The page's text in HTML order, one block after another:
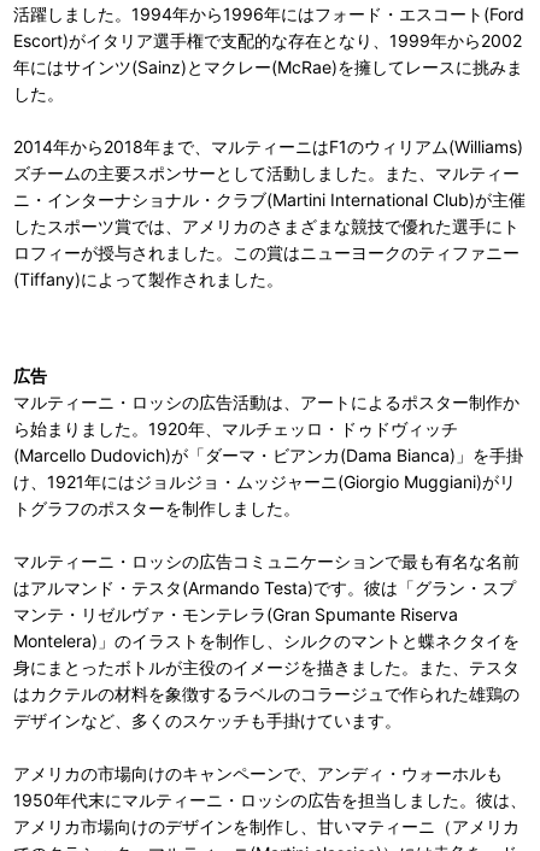
活躍しました。1994年から1996年にはフォード・エスコート(Ford
Escort)がイタリア選手権で支配的な存在となり、1999年から2002
年にはサインツ(Sainz)とマクレー(McRae)を擁してレースに挑みま
した。
2014年から2018年まで、マルティーニはF1のウィリアム(Williams)
ズチームの主要スポンサーとして活動しました。また、マルティー
ニ・インターナショナル・クラブ(Martini International Club)が主催
したスポーツ賞では、アメリカのさまざまな競技で優れた選手にト
ロフィーが授与されました。この賞はニューヨークのティファニー
(Tiffany)によって製作されました。
広告
マルティーニ・ロッシの広告活動は、アートによるポスター制作か
ら始まりました。1920年、マルチェッロ・ドゥドヴィッチ
(Marcello Dudovich)が「ダーマ・ビアンカ(Dama Bianca)」を手掛
け、1921年にはジョルジョ・ムッジャーニ(Giorgio Muggiani)がリ
トグラフのポスターを制作しました。
マルティーニ・ロッシの広告コミュニケーションで最も有名な名前
はアルマンド・テスタ(Armando Testa)です。彼は「グラン・スプ
マンテ・リゼルヴァ・モンテレラ(Gran Spumante Riserva
Montelera)」のイラストを制作し、シルクのマントと蝶ネクタイを
身にまとったボトルが主役のイメージを描きました。また、テスタ
はカクテルの材料を象徴するラベルのコラージュで作られた雄鶏の
デザインなど、多くのスケッチも手掛けています。
アメリカの市場向けのキャンペーンで、アンディ・ウォーホルも
1950年代末にマルティーニ・ロッシの広告を担当しました。彼は、
アメリカ市場向けのデザインを制作し、甘いマティーニ（アメリカ